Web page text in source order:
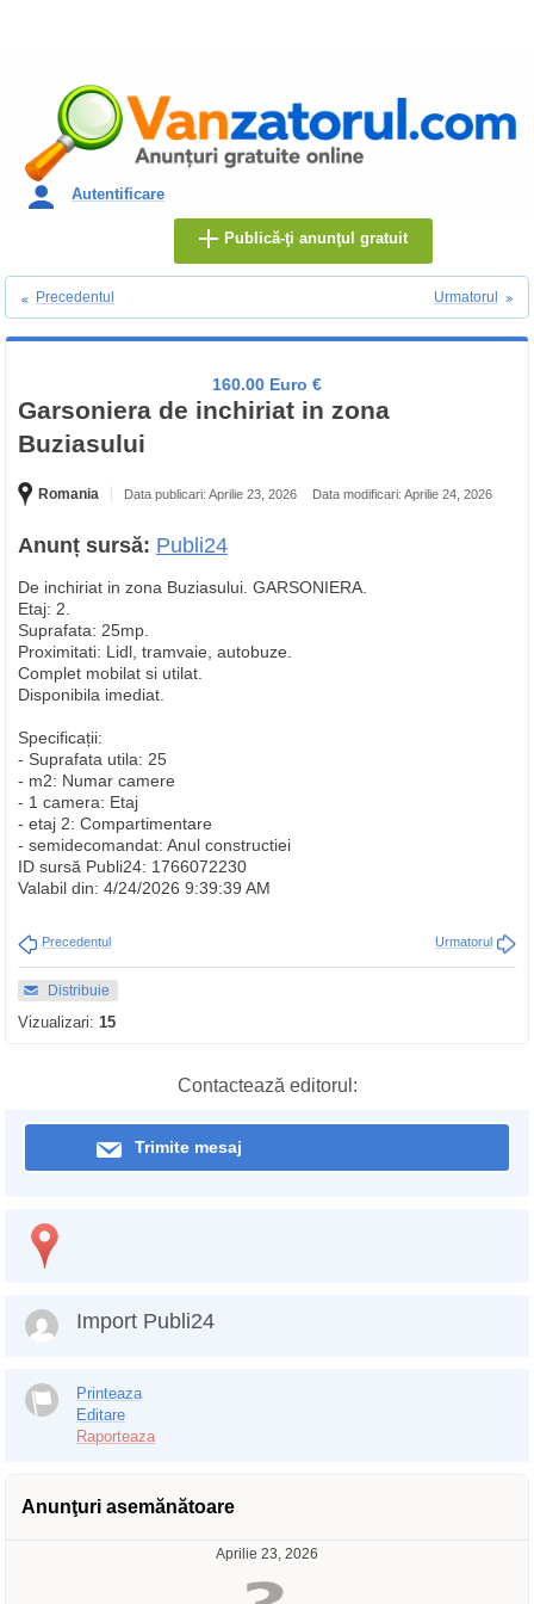
Autentificare
Publică-ţi anunţul gratuit
Precedentul Urmatorul
160.00 Euro €
Garsoniera de inchiriat in zona
Buziasului
Romania Data publicari: Aprilie 23, 2026 Data modificari: Aprilie 24, 2026
Anunț sursă: Publi24
De inchiriat in zona Buziasului. GARSONIERA.
Etaj: 2.
Suprafata: 25mp.
Proximitati: Lidl, tramvaie, autobuze.
Complet mobilat si utilat.
Disponibila imediat.
Specificații:
- Suprafata utila: 25
- m2: Numar camere
- 1 camera: Etaj
- etaj 2: Compartimentare
- semidecomandat: Anul constructiei
ID sursă Publi24: 1766072230
Valabil din: 4/24/2026 9:39:39 AM
Precedentul Urmatorul
Distribuie
Vizualizari: 15
Contactează editorul:
Trimite mesaj
Import Publi24
Printeaza
Editare
Raporteaza
Anunţuri asemănătoare
Aprilie 23, 2026